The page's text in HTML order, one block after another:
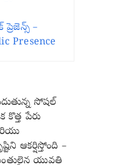
–
Presence
సోషల్
పేరు
ఆకర్షిస్తోంది –
యువతి